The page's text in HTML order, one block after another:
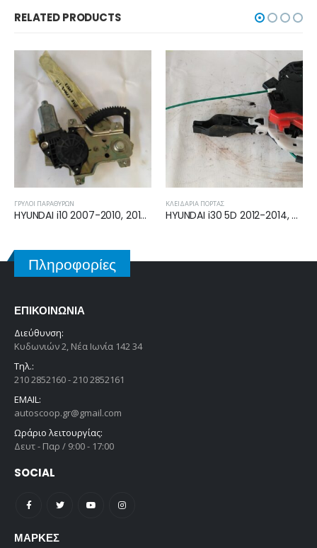
RELATED PRODUCTS
ΚΛΕΙΔΑΡΙΆ ΠΌΡΤΑΣ
HYUNDAI i30 5D 2012-2014, 2014-2017 ΗΛΕΚΤΡΟΜΑΓΝΗΤΙΚΗ ΚΛΕΙΔΑΡΙΑ ΕΜΠΡΟΣ ΑΡΙΣΤΕΡΗ 81310-A6130
ΠΡΟΒΟΛΕΊΣ ΟΜΊΧΛΗΣ ΕΜΠΡΌΣ
HYUNDAI ATOS PRIME 2001-2003 ΠΡΟΒΟΛΕΑΣ ΟΜΙΧΛΗΣ ΑΡΙΣΤΕΡΟΣ 92201-02500
Πληροφορίες
ΕΠΙΚΟΙΝΩΝΊΑ
Διεύθυνση:
Κυδωνιών 2, Νέα Ιωνία 142 34
Τηλ.:
210 2852160 - 210 2852161
EMAIL:
autoscoop.gr@gmail.com
Ωράριο λειτουργίας:
Δευτ - Παρ / 9:00 - 17:00
SOCIAL
ΜΆΡΚΕΣ